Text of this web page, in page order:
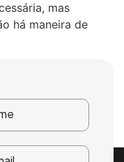
mas
há maneira de